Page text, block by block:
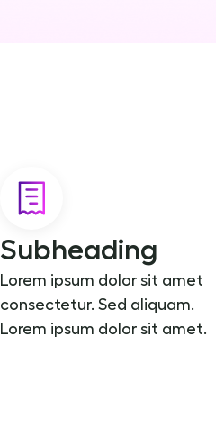
Subheading
Lorem ipsum dolor sit amet
consectetur. Sed aliquam.
Lorem ipsum dolor sit amet.